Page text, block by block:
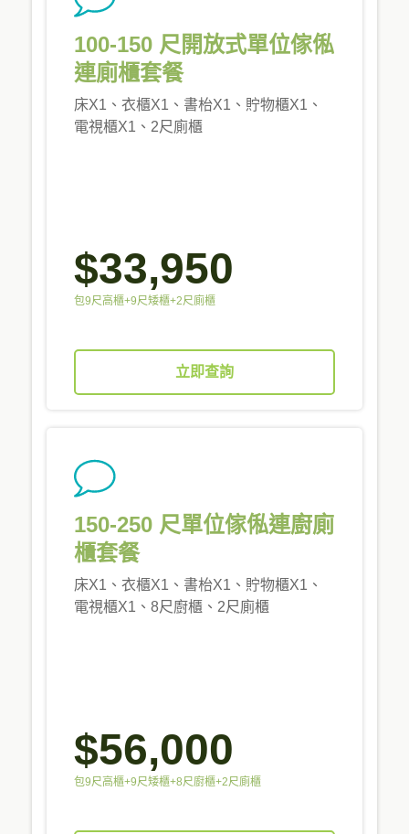
100-150 尺開放式單位傢俬
連廁櫃套餐
床X1、衣櫃X1、書枱X1、貯物櫃X1、
電視櫃X1、2尺廁櫃
$33,950
包9尺高櫃+9尺矮櫃+2尺廁櫃
立即查詢
150-250 尺單位傢俬連廚廁
櫃套餐
床X1、衣櫃X1、書枱X1、貯物櫃X1、
電視櫃X1、8尺廚櫃、2尺廁櫃
$56,000
包9尺高櫃+9尺矮櫃+8尺廚櫃+2尺廁櫃